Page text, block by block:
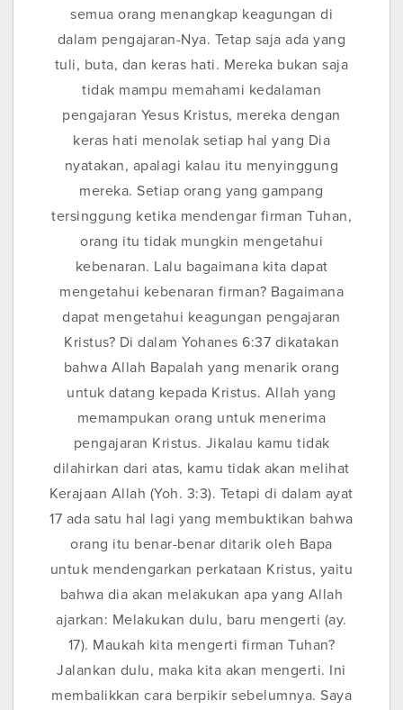
semua orang menangkap keagungan di
dalam pengajaran-Nya. Tetap saja ada yang
tuli, buta, dan keras hati. Mereka bukan saja
tidak mampu memahami kedalaman
pengajaran Yesus Kristus, mereka dengan
keras hati menolak setiap hal yang Dia
nyatakan, apalagi kalau itu menyinggung
mereka. Setiap orang yang gampang
tersinggung ketika mendengar firman Tuhan,
orang itu tidak mungkin mengetahui
kebenaran. Lalu bagaimana kita dapat
mengetahui kebenaran firman? Bagaimana
dapat mengetahui keagungan pengajaran
Kristus? Di dalam Yohanes 6:37 dikatakan
bahwa Allah Bapalah yang menarik orang
untuk datang kepada Kristus. Allah yang
memampukan orang untuk menerima
pengajaran Kristus. Jikalau kamu tidak
dilahirkan dari atas, kamu tidak akan melihat
Kerajaan Allah (Yoh. 3:3). Tetapi di dalam ayat
17 ada satu hal lagi yang membuktikan bahwa
orang itu benar-benar ditarik oleh Bapa
untuk mendengarkan perkataan Kristus, yaitu
bahwa dia akan melakukan apa yang Allah
ajarkan: Melakukan dulu, baru mengerti (ay.
17). Maukah kita mengerti firman Tuhan?
Jalankan dulu, maka kita akan mengerti. Ini
membalikkan cara berpikir sebelumnya. Saya